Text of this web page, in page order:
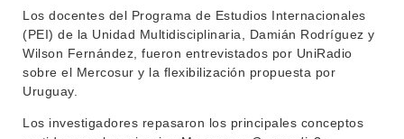
LLAMADOS
CONTACTO
BIBLIOTECA
Los docentes del Programa de Estudios Internacionales
(PEI) de la Unidad Multidisciplinaria, Damián Rodríguez y
Wilson Fernández, fueron entrevistados por UniRadio
sobre el Mercosur y la flexibilización propuesta por
Uruguay.
Los investigadores repasaron los principales conceptos